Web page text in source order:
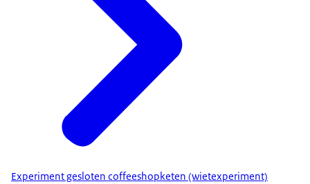
Experiment gesloten coffeeshopketen (wietexperiment)